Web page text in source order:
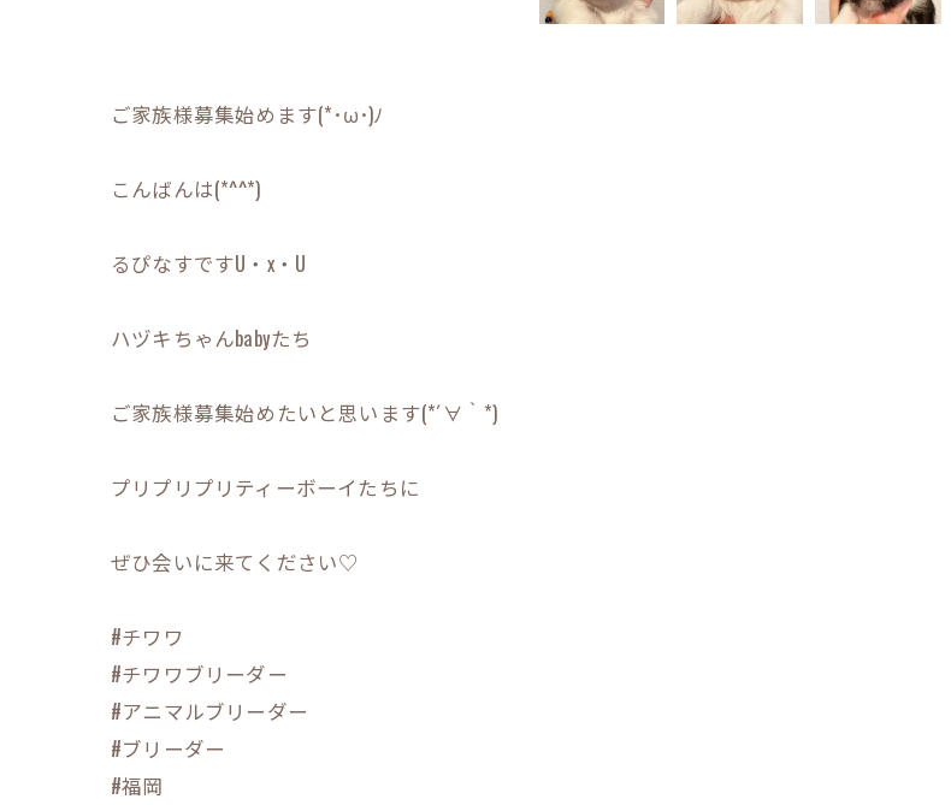
ご家族様募集始めます(*･ω･)ﾉ
こんばんは(*^^*)
るぴなすですU・x・U
ハヅキちゃんbabyたち
ご家族様募集始めたいと思います(*´∀｀*)
プリプリプリティーボーイたちに
ぜひ会いに来てください♡
#チワワ
#チワワブリーダー
#アニマルブリーダー
#ブリーダー
#福岡